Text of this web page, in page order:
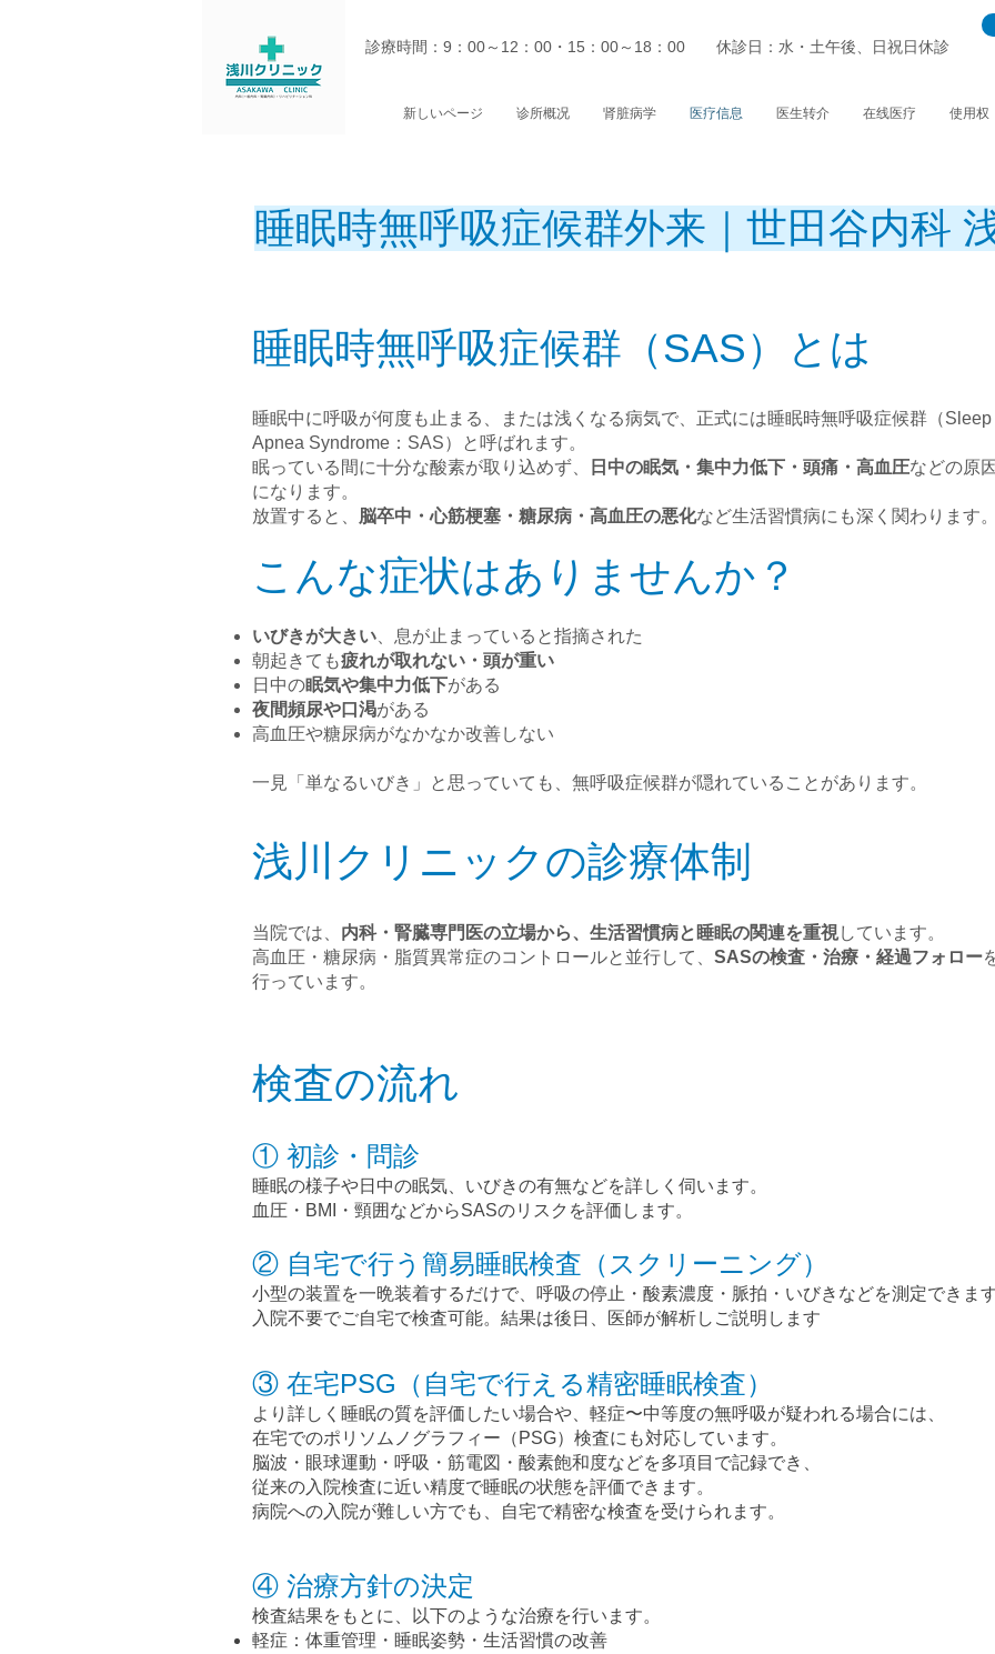
診療時間：9：00～12：00・15：00～18：00 休診日：水・土午後、日祝日休診
新しいページ 诊所概况 肾脏病学 医疗信息 医生转介 在线医疗 使用权
睡眠時無呼吸症候群外来｜世田谷内科
睡眠時無呼吸症候群（SAS）とは
睡眠中に呼吸が何度も止まる、または浅くなる病気で、正式には睡眠時無呼吸症候群（Sleep
Apnea Syndrome：SAS）と呼ばれます。
眠っている間に十分な酸素が取り込めず、
日中の眠気・集中力低下・頭痛・高血圧などの原因
になります。
放置すると、 脳卒中・心筋梗塞・糖尿病・高血圧の悪化など生活習慣病にも深く関わります。
こんな症状はありませんか？
いびきが大きい 、息が止まっていると指摘された
朝起きても疲れが取れない・頭が重い
日中の眠気や集中力低下がある
夜間頻尿や口渇がある
高血圧や糖尿病がなかなか改善しない
一見「単なるいびき」と思っていても、無呼吸症候群が隠れていることがあります。
浅川クリニックの診療体制
当院では、 内科・腎臓専門医の立場から、生活習慣病と睡眠の関連を重視しています。
高血圧・糖尿病・脂質異常症のコントロールと並行して、 SASの検査・治療・経過フォロー
行っています。
検査の流れ
① 初診・問診
睡眠の様子や日中の眠気、いびきの有無などを詳しく伺います。
血圧・BMI・頸囲などからSASのリスクを評価します。
② 自宅で行う簡易睡眠検査（スクリーニング）
小型の装置を一晩装着するだけで、呼吸の停止・酸素濃度・脈拍・いびきなどを測定できます
入院不要でご自宅で検査可能。結果は後日、医師が解析しご説明します
③ 在宅PSG（自宅で行える精密睡眠検査）
より詳しく睡眠の質を評価したい場合や、軽症〜中等度の無呼吸が疑われる場合には、
在宅でのポリソムノグラフィー（PSG）検査にも対応しています。
脳波・眼球運動・呼吸・筋電図・酸素飽和度などを多項目で記録でき、
従来の入院検査に近い精度で睡眠の状態を評価できます。
病院への入院が難しい方でも、自宅で精密な検査を受けられます。
④ 治療方針の決定
検査結果をもとに、以下のような治療を行います。
軽症：体重管理・睡眠姿勢・生活習慣の改善